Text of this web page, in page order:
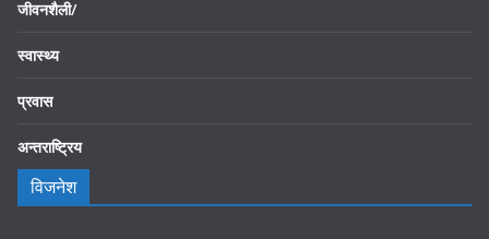
जीवनशैली/
स्वास्थ्य
प्रवास
अन्तराष्ट्रिय
विजनेश